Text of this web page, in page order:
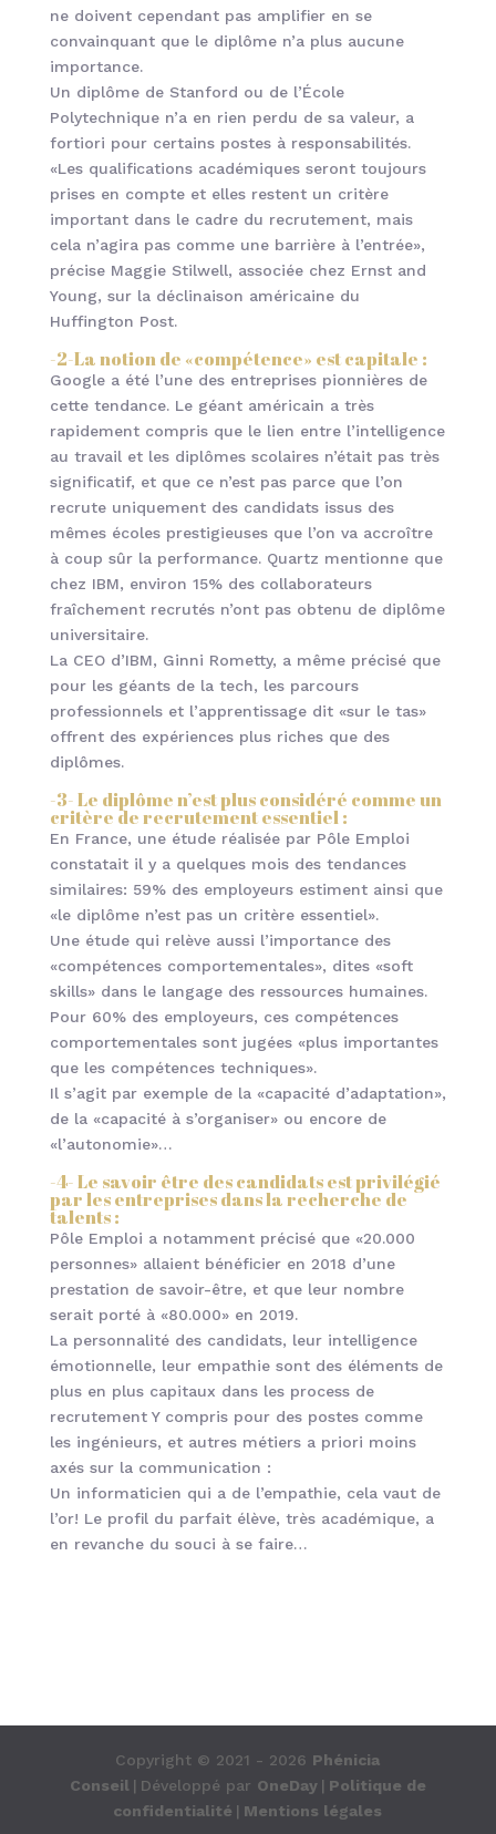
ne doivent cependant pas amplifier en se
convainquant que le diplôme n’a plus aucune
importance.
Un diplôme de Stanford ou de l’École
Polytechnique n’a en rien perdu de sa valeur, a
fortiori pour certains postes à responsabilités.
«Les qualifications académiques seront toujours
prises en compte et elles restent un critère
important dans le cadre du recrutement, mais
cela n’agira pas comme une barrière à l’entrée»,
précise Maggie Stilwell, associée chez Ernst and
Young, sur la déclinaison américaine du
Huffington Post.
-2-La notion de «compétence» est capitale :
Google a été l’une des entreprises pionnières de
cette tendance. Le géant américain a très
rapidement compris que le lien entre l’intelligence
au travail et les diplômes scolaires n’était pas très
significatif, et que ce n’est pas parce que l’on
recrute uniquement des candidats issus des
mêmes écoles prestigieuses que l’on va accroître
à coup sûr la performance. Quartz mentionne que
chez IBM, environ 15% des collaborateurs
fraîchement recrutés n’ont pas obtenu de diplôme
universitaire.
La CEO d’IBM, Ginni Rometty, a même précisé que
pour les géants de la tech, les parcours
professionnels et l’apprentissage dit «sur le tas»
offrent des expériences plus riches que des
diplômes.
-3- Le diplôme n’est plus considéré comme un
critère de recrutement essentiel :
En France, une étude réalisée par Pôle Emploi
constatait il y a quelques mois des tendances
similaires: 59% des employeurs estiment ainsi que
«le diplôme n’est pas un critère essentiel».
Une étude qui relève aussi l’importance des
«compétences comportementales», dites «soft
skills» dans le langage des ressources humaines.
Pour 60% des employeurs, ces compétences
comportementales sont jugées «plus importantes
que les compétences techniques».
Il s’agit par exemple de la «capacité d’adaptation»,
de la «capacité à s’organiser» ou encore de
«l’autonomie»…
-4- Le savoir être des candidats est privilégié
par les entreprises dans la recherche de
talents :
Pôle Emploi a notamment précisé que «20.000
personnes» allaient bénéficier en 2018 d’une
prestation de savoir-être, et que leur nombre
serait porté à «80.000» en 2019.
La personnalité des candidats, leur intelligence
émotionnelle, leur empathie sont des éléments de
plus en plus capitaux dans les process de
recrutement Y compris pour des postes comme
les ingénieurs, et autres métiers a priori moins
axés sur la communication :
Un informaticien qui a de l’empathie, cela vaut de
l’or! Le profil du parfait élève, très académique, a
en revanche du souci à se faire…
Copyright © 2021 - 2026 Phénicia
Conseil | Développé par OneDay | Politique de
confidentialité | Mentions légales